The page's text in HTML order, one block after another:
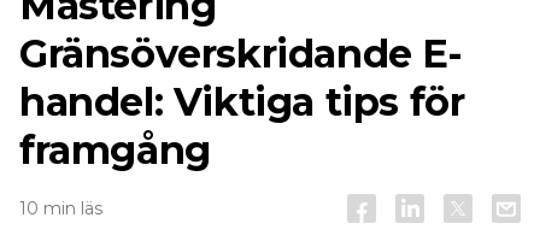
Gränsöverskridande E-
handel: Viktiga tips för
framgång
10 min läs